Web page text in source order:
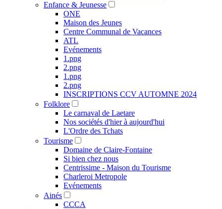
Enfance & Jeunesse
ONE
Maison des Jeunes
Centre Communal de Vacances
ATL
Evénements
1.png
2.png
1.png
2.png
INSCRIPTIONS CCV AUTOMNE 2024
Folklore
Le carnaval de Laetare
Nos sociétés d'hier à aujourd'hui
L'Ordre des Tchats
Tourisme
Domaine de Claire-Fontaine
Si bien chez nous
Centrissime - Maison du Tourisme
Charleroi Metropole
Evénements
Ainés
CCCA